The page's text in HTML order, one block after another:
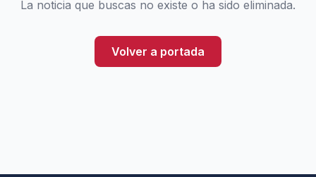
La noticia que buscas no existe o ha sido eliminada.
Volver a portada